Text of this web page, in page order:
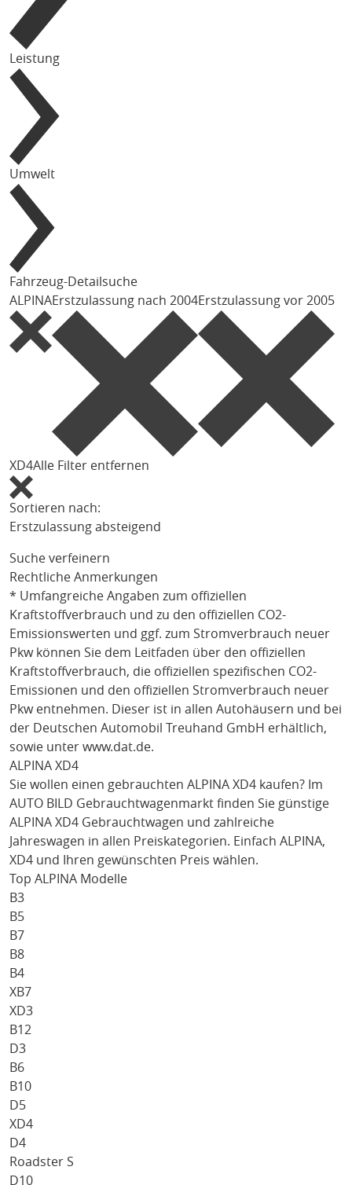
Leistung
Umwelt
Fahrzeug-Detailsuche
ALPINAErstzulassung nach 2004Erstzulassung vor 2005
XD4Alle Filter entfernen
Sortieren nach:
Erstzulassung absteigend
Suche verfeinern
Rechtliche Anmerkungen
* Umfangreiche Angaben zum offiziellen
Kraftstoffverbrauch und zu den offiziellen CO2-
Emissionswerten und ggf. zum Stromverbrauch neuer
Pkw können Sie dem Leitfaden über den offiziellen
Kraftstoffverbrauch, die offiziellen spezifischen CO2-
Emissionen und den offiziellen Stromverbrauch neuer
Pkw entnehmen. Dieser ist in allen Autohäusern und bei
der Deutschen Automobil Treuhand GmbH erhältlich,
sowie unter www.dat.de.
ALPINA XD4
Sie wollen einen gebrauchten ALPINA XD4 kaufen? Im
AUTO BILD Gebrauchtwagenmarkt finden Sie günstige
ALPINA XD4 Gebrauchtwagen und zahlreiche
Jahreswagen in allen Preiskategorien. Einfach ALPINA,
XD4 und Ihren gewünschten Preis wählen.
Top ALPINA Modelle
B3
B5
B7
B8
B4
XB7
XD3
B12
D3
B6
B10
D5
XD4
D4
Roadster S
D10